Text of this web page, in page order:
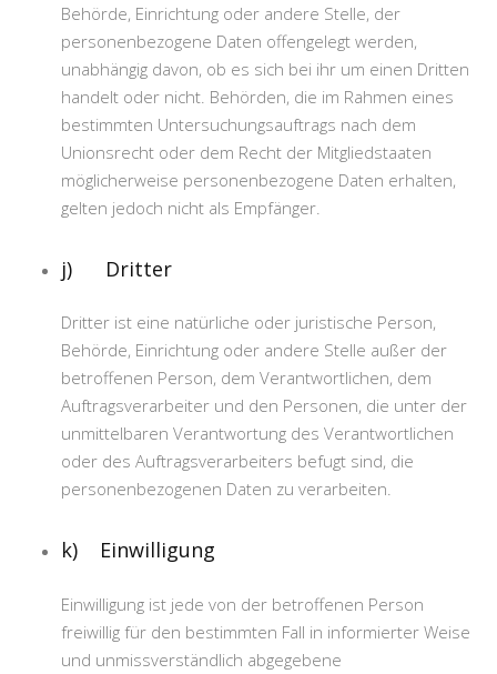
Behörde, Einrichtung oder andere Stelle, der
personenbezogene Daten offengelegt werden,
unabhängig davon, ob es sich bei ihr um einen Dritten
handelt oder nicht. Behörden, die im Rahmen eines
bestimmten Untersuchungsauftrags nach dem
Unionsrecht oder dem Recht der Mitgliedstaaten
möglicherweise personenbezogene Daten erhalten,
gelten jedoch nicht als Empfänger.
j) Dritter
Dritter ist eine natürliche oder juristische Person,
Behörde, Einrichtung oder andere Stelle außer der
betroffenen Person, dem Verantwortlichen, dem
Auftragsverarbeiter und den Personen, die unter der
unmittelbaren Verantwortung des Verantwortlichen
oder des Auftragsverarbeiters befugt sind, die
personenbezogenen Daten zu verarbeiten.
k) Einwilligung
Einwilligung ist jede von der betroffenen Person
freiwillig für den bestimmten Fall in informierter Weise
und unmissverständlich abgegebene